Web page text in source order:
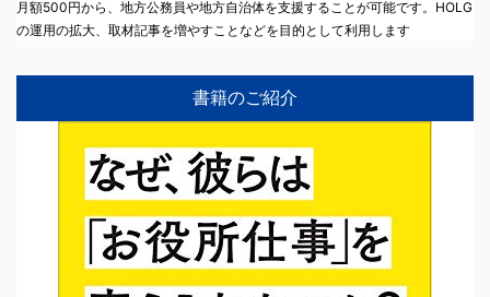
月額500円から、地方公務員や地方自治体を支援することが可能です。HOLG
の運用の拡大、取材記事を増やすことなどを目的として利用します
書籍のご紹介